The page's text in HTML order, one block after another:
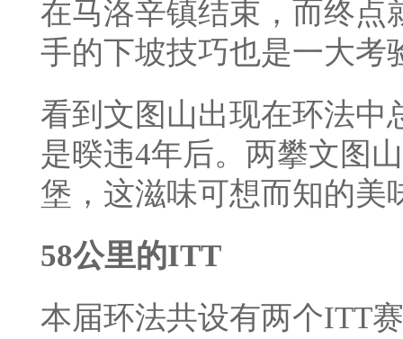
在马洛辛镇结束，而终点
手的下坡技巧也是一大考
看到文图山出现在环法中
是暌违4年后。两攀文图
堡，这滋味可想而知的美
58公里的ITT
本届环法共设有两个ITT